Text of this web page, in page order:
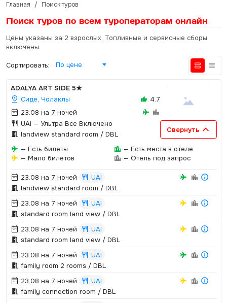
Главная / Поиск туров
Поиск туров по всем туроператорам онлайн
Цены указаны за 2 взрослых. Топливные и сервисные сборы
включены.
Сортировать: По цене
ADALYA ART SIDE 5★
Сиде, Чолаклы
23.08 на 7 ночей
UAI — Ультра Все Включено
4.7
landview standard room / DBL
Свернуть
— Есть билеты
— Мало билетов
— Есть места в отеле
— Отель под запрос
23.08 на 7 ночей
UAI
landview standard room / DBL
23.08 на 7 ночей
UAI
standard room land view / DBL
23.08 на 7 ночей
UAI
standard room land view / DBL
23.08 на 7 ночей
UAI
family room 2 rooms / DBL
23.08 на 7 ночей
UAI
family connection room / DBL